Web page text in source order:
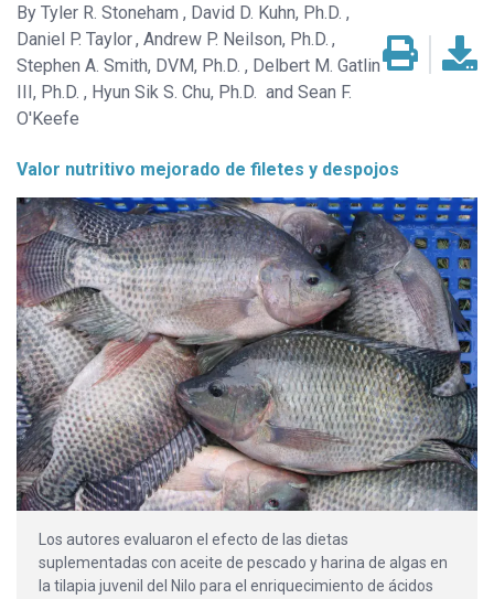
Tyler R. Stoneham
David D. Kuhn, Ph.D.
Daniel P. Taylor Andrew P. Neilson, Ph.D.
Stephen A. Smith, DVM, Ph.D.
Delbert M. Gatlin
III, Ph.D.
Hyun Sik S. Chu, Ph.D.
Sean F.
O'Keefe
Valor nutritivo mejorado de filetes y despojos
Los autores evaluaron el efecto de las dietas
suplementadas con aceite de pescado y harina de algas en
la tilapia juvenil del Nilo para el enriquecimiento de ácidos